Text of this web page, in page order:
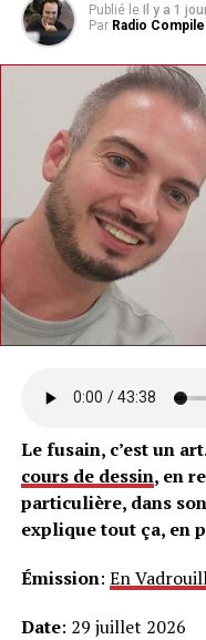
Publié le Il y a 1
Par Radio Compile
Le fusain, c’est un
cours de dessin, en
particulière, dans
explique tout ça, en
Émission: En
Date: 29 juillet 2026